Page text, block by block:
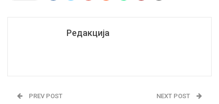
Редакција
PREV POST NEXT POST